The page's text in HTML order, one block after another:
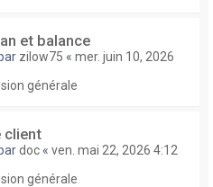
et balance
zilow75 « mer. juin 10, 2026
générale
client
doc « ven. mai 22, 2026 4:12
générale